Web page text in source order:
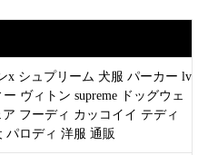
x シュプリーム 犬服 パーカー lv
ヴィトン supreme ドッグウェ
フーディ カッコイイ テディ
パロディ 洋服 通販